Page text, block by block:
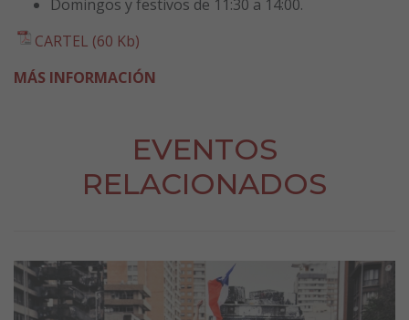
Domingos y festivos de 11:30 a 14:00.
CARTEL (60 Kb)
MÁS INFORMACIÓN
EVENTOS
RELACIONADOS